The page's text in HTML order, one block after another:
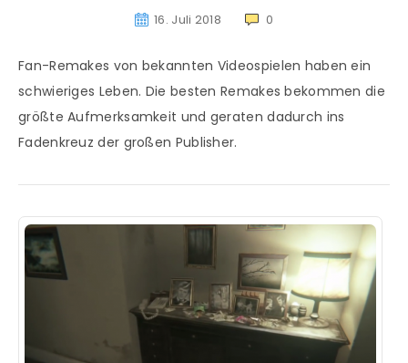
16. Juli 2018 0
Fan-Remakes von bekannten Videospielen haben ein
schwieriges Leben. Die besten Remakes bekommen die
größte Aufmerksamkeit und geraten dadurch ins
Fadenkreuz der großen Publisher.